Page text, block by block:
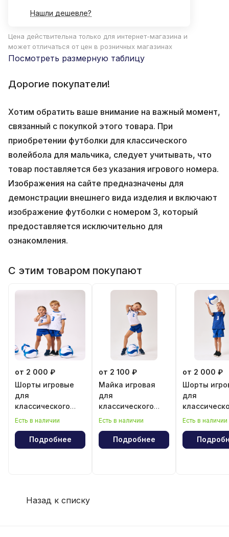
Нашли дешевле?
Цена действительна только для интернет-магазина и
может отличаться от цен в розничных магазинах
Посмотреть размерную таблицу
Дорогие покупатели!
Хотим обратить ваше внимание на важный момент,
связанный с покупкой этого товара. При
приобретении футболки для классического
волейбола для мальчика, следует учитывать, что
товар поставляется без указания игрового номера.
Изображения на сайте предназначены для
демонстрации внешнего вида изделия и включают
изображение футболки с номером 3, который
предоставляется исключительно для
ознакомления.
С этим товаром покупают
от 2 000 ₽
Шорты игровые
для
классического
волейбола для
Есть в наличии
Подробнее
от 2 100 ₽
Майка игровая
для
классического
волейбола для
Есть в наличии
Подробнее
от 2 000 ₽
Шорты
для
волейбола
Есть в наличии
Назад к списку